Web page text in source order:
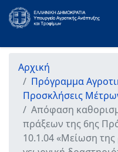
Αρχική
Πρόγραμμα
Προσκλήσεις
Απόφαση
πράξεων της 6ης
10.1.04 «Μείωση